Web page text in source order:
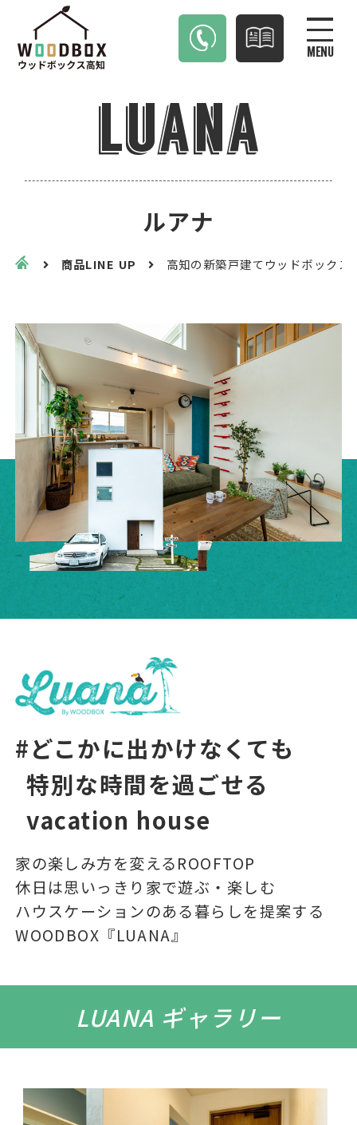
MENU
luana
ルアナ
商品LINE UP 高知の新築戸建てウッドボック
どこかに出かけなくても
特別な時間を過ごせる
vacation house
家の楽しみ方を変えるROOFTOP
休日は思いっきり家で遊ぶ・楽しむ
ハウスケーションのある暮らしを提案する
WOODBOX『LUANA』
LUANA ギャラリー